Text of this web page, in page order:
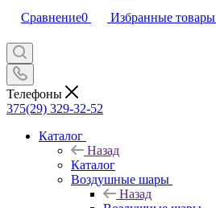
Сравнение0 Избранные товары
Телефоны
375(29) 329-32-52
Каталог
Назад
Каталог
Воздушные шары
Назад